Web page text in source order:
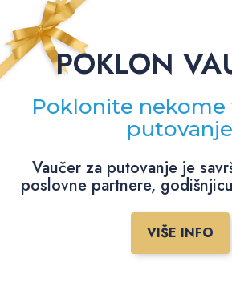
POKLON
Poklonite nekome
putovanje
Vaučer za putovanje je
poslovne partnere,
VIŠE INFO